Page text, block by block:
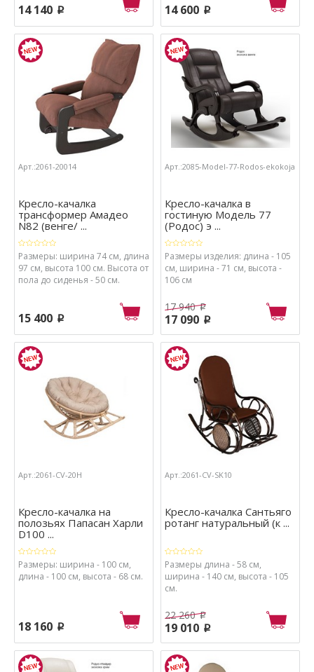
14 140 p 14 600 p
Арт.:2061-20014
Кресло-качалка
трансформер Амадео
N82 (венге/ ...
Размеры: ширина 74 см, длина
97 см, высота 100 см. Высота от
пола до сиденья - 50 см.
15 400 p
Арт.:2085-Model-77-Rodos-ekokoja
Кресло-качалка в
гостиную Модель 77
(Родос) э ...
Размеры изделия: длина - 105
см, ширина - 71 см, высота -
106 см
17 940 p
17 090 p
Арт.:2061-CV-20H
Кресло-качалка на
полозьях Папасан Харли
D100 ...
Размеры: ширина - 100 см,
длина - 100 см, высота - 68 см.
18 160 p
Арт.:2061-CV-SK10
Кресло-качалка Сантьяго
ротанг натуральный (к ...
Размеры длина - 58 см,
ширина - 140 см, высота - 105
см.
22 260 p
19 010 p